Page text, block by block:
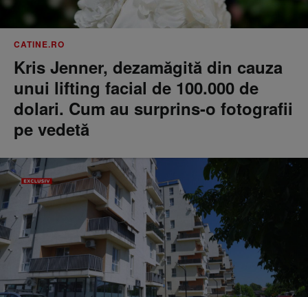
CATINE.RO
Kris Jenner, dezamăgită din cauza
unui lifting facial de 100.000 de
dolari. Cum au surprins-o fotografii
pe vedetă